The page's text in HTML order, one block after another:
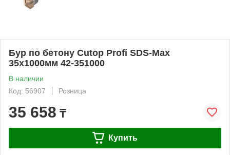
Бур по бетону Cutop Profi SDS-Max
35х1000мм 42-351000
В наличии
Код: 56907
Розница
35 658 ₸
Купить